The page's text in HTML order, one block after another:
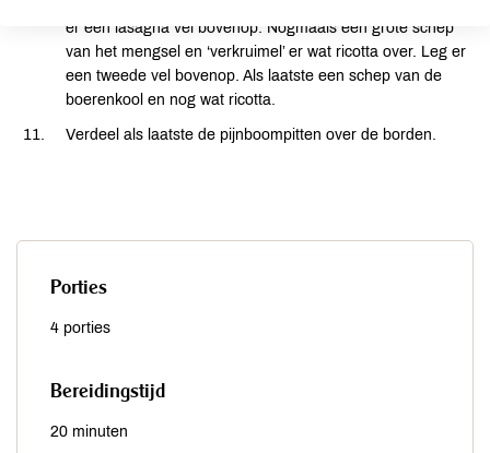
er een lasagna vel bovenop. Nogmaals een grote schep
van het mengsel en ‘verkruimel’ er wat ricotta over. Leg er
een tweede vel bovenop. Als laatste een schep van de
boerenkool en nog wat ricotta.
Verdeel als laatste de pijnboompitten over de borden.
Porties
4 porties
Bereidingstijd
20 minuten